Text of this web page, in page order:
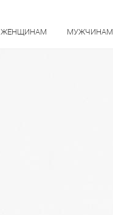
ЖЕНЩИНАМ МУЖЧИНАМ